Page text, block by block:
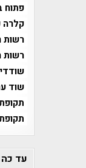
פתוח
קלרה
רשות
רשות
שוד
עד